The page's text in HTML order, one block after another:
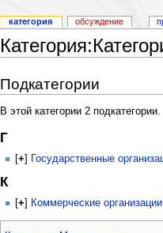
Подкатегории
В этой категории 2 подкатегории.
Г
+ Государственные
К
[+] Коммерческие организации
категория обсуждение